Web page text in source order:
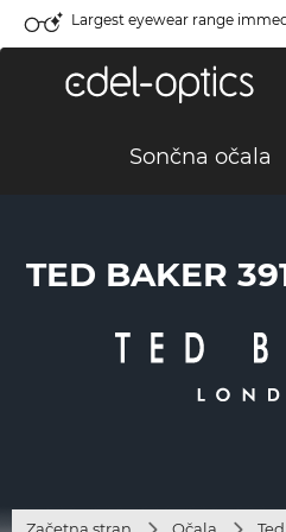
Largest eyewear range
Sončna očala
TED BAKER